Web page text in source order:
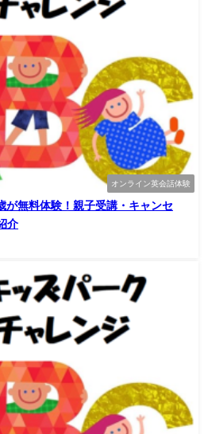
オンライン英会話体験
が無料体験！親子受講・キャンセ
介